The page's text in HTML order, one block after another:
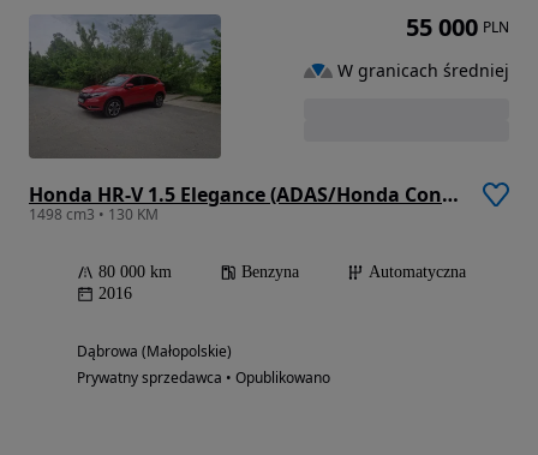
Honda HR-V 1.5 Elegance (ADAS/Honda Connect+) CVT
1498 cm3 • 130 KM
80 000 km Benzyna
Automatyczna
2016
Dąbrowa (Małopolskie)
Prywatny sprzedawca • Opublikowano
55 000 PLN
W granicach średniej